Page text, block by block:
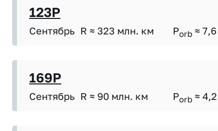
123P
Сентябрь R ≈ 323 млн. км Porb ≈ 7,6
169P
Сентябрь R ≈ 90 млн. км Porb ≈ 4,2